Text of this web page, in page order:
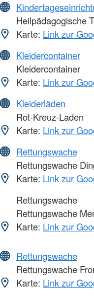
Heilpädagogische
Karte: Link zur
Kleidercontainer
Kleidercontainer
Karte: Link zur
Kleiderläden
Rot-Kreuz-Laden
Karte: Link zur
Rettungswache
Rettungswache
Karte: Link zur
Rettungswache
Rettungswache
Karte: Link zur
Rettungswache
Rettungswache
Karte: Link zur